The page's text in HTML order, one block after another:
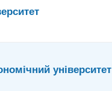
університет